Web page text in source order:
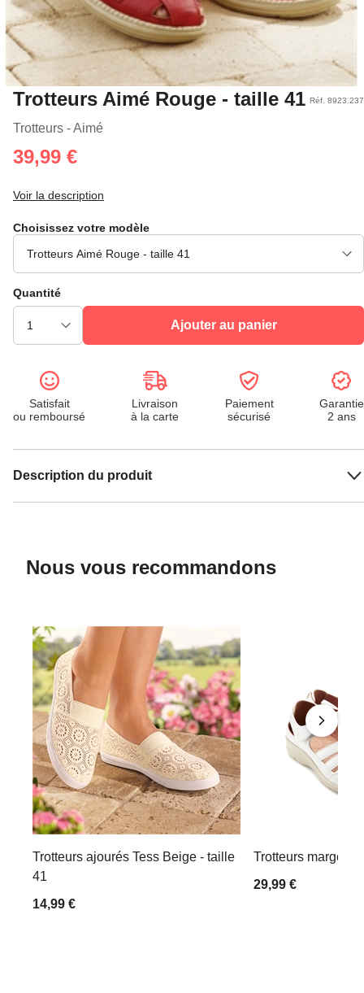
Trotteurs Aimé Rouge - taille 41
Trotteurs - Aimé
Réf. 8923.237
39,99 €
Voir la description
Choisissez votre modèle
Quantité
Ajouter au panier
Satisfait
ou remboursé
Livraison
à la carte
Paiement
sécurisé
Garantie
2 ans
Description du produit
Nous vous recommandons
Trotteurs ajourés Tess Beige - taille
41
14,99 €
Trotteurs margot
29,99 €